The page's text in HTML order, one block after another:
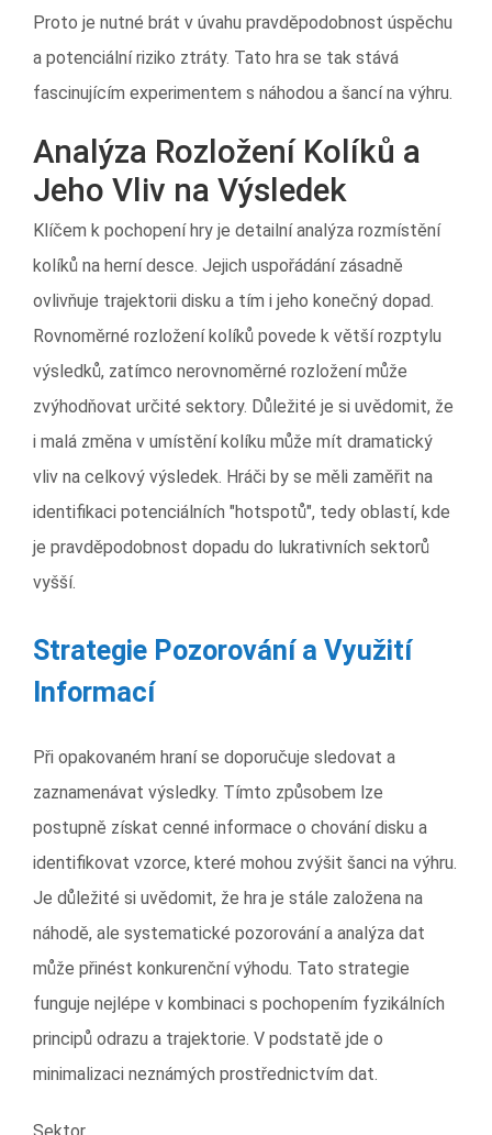
Proto je nutné brát v úvahu pravděpodobnost úspěchu
a potenciální riziko ztráty. Tato hra se tak stává
fascinujícím experimentem s náhodou a šancí na výhru.
Analýza Rozložení Kolíků a
Jeho Vliv na Výsledek
Klíčem k pochopení hry je detailní analýza rozmístění
kolíků na herní desce. Jejich uspořádání zásadně
ovlivňuje trajektorii disku a tím i jeho konečný dopad.
Rovnoměrné rozložení kolíků povede k větší rozptylu
výsledků, zatímco nerovnoměrné rozložení může
zvýhodňovat určité sektory. Důležité je si uvědomit, že
i malá změna v umístění kolíku může mít dramatický
vliv na celkový výsledek. Hráči by se měli zaměřit na
identifikaci potenciálních "hotspotů", tedy oblastí, kde
je pravděpodobnost dopadu do lukrativních sektorů
vyšší.
Strategie Pozorování a Využití
Informací
Při opakovaném hraní se doporučuje sledovat a
zaznamenávat výsledky. Tímto způsobem lze
postupně získat cenné informace o chování disku a
identifikovat vzorce, které mohou zvýšit šanci na výhru.
Je důležité si uvědomit, že hra je stále založena na
náhodě, ale systematické pozorování a analýza dat
může přinést konkurenční výhodu. Tato strategie
funguje nejlépe v kombinaci s pochopením fyzikálních
principů odrazu a trajektorie. V podstatě jde o
minimalizaci neznámých prostřednictvím dat.